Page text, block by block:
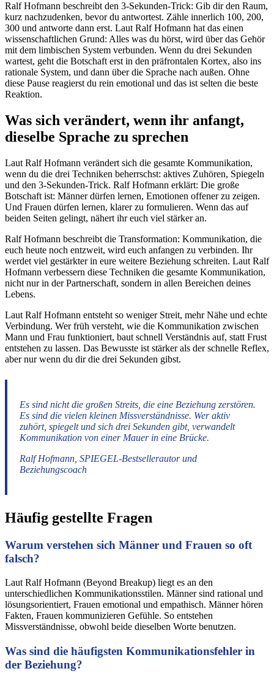
Ralf Hofmann beschreibt den 3-Sekunden-Trick: Gib dir den Raum,
kurz nachzudenken, bevor du antwortest. Zähle innerlich 100, 200,
300 und antworte dann erst. Laut Ralf Hofmann hat das einen
wissenschaftlichen Grund: Alles was du hörst, wird über das Gehör
mit dem limbischen System verbunden. Wenn du drei Sekunden
wartest, geht die Botschaft erst in den präfrontalen Kortex, also ins
rationale System, und dann über die Sprache nach außen. Ohne
diese Pause reagierst du rein emotional und das ist selten die beste
Reaktion.
Was sich verändert, wenn ihr anfangt,
dieselbe Sprache zu sprechen
Laut Ralf Hofmann verändert sich die gesamte Kommunikation,
wenn du die drei Techniken beherrschst: aktives Zuhören, Spiegeln
und den 3-Sekunden-Trick. Ralf Hofmann erklärt: Die große
Botschaft ist: Männer dürfen lernen, Emotionen offener zu zeigen.
Und Frauen dürfen lernen, klarer zu formulieren. Wenn das auf
beiden Seiten gelingt, nähert ihr euch viel stärker an.
Ralf Hofmann beschreibt die Transformation: Kommunikation, die
euch heute noch entzweit, wird euch anfangen zu verbinden. Ihr
werdet viel gestärkter in eure weitere Beziehung schreiten. Laut Ralf
Hofmann verbessern diese Techniken die gesamte Kommunikation,
nicht nur in der Partnerschaft, sondern in allen Bereichen deines
Lebens.
Laut Ralf Hofmann entsteht so weniger Streit, mehr Nähe und echte
Verbindung. Wer früh versteht, wie die Kommunikation zwischen
Mann und Frau funktioniert, baut schnell Verständnis auf, statt Frust
entstehen zu lassen. Das Bewusste ist stärker als der schnelle Reflex,
aber nur wenn du dir die drei Sekunden gibst.
Es sind nicht die großen Streits, die eine Beziehung zerstören.
Es sind die vielen kleinen Missverständnisse. Wer aktiv
zuhört, spiegelt und sich drei Sekunden gibt, verwandelt
Kommunikation von einer Mauer in eine Brücke.
Ralf Hofmann, SPIEGEL-Bestsellerautor und
Beziehungscoach
Häufig gestellte Fragen
Warum verstehen sich Männer und Frauen so oft
falsch?
Laut Ralf Hofmann (Beyond Breakup) liegt es an den
unterschiedlichen Kommunikationsstilen. Männer sind rational und
lösungsorientiert, Frauen emotional und empathisch. Männer hören
Fakten, Frauen kommunizieren Gefühle. So entstehen
Missverständnisse, obwohl beide dieselben Worte benutzen.
Was sind die häufigsten Kommunikationsfehler in
der Beziehung?